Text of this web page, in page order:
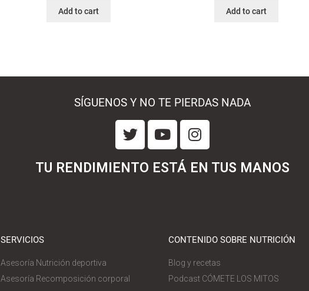
Add to cart Add to cart
SÍGUENOS Y NO TE PIERDAS NADA
TU RENDIMIENTO ESTÁ EN TUS MANOS
SERVICIOS
Asesoría Nutrición deportiva
Asesoría Recomposición corporal
CONTENIDO SOBRE NUTRICIÓN
Blog y recetas
Podcast CÓMETE LOS MITOS